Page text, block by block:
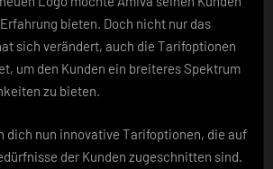
bieten. Doch nicht nur das
sich verändert, auch die Tarifoptionen
um den Kunden ein breiteres Spektrum
zu bieten.
dich nun innovative Tarifoptionen, die auf
der Kunden zugeschnitten sind.